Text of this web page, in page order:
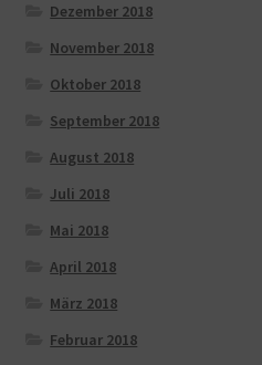
Dezember 2018
November 2018
Oktober 2018
September 2018
August 2018
Juli 2018
Mai 2018
April 2018
März 2018
Februar 2018